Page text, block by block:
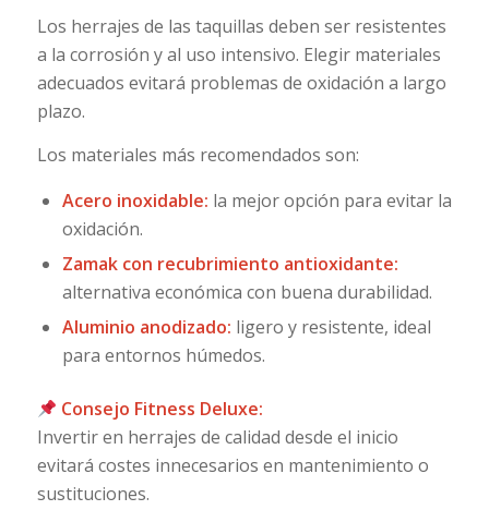
Los herrajes de las taquillas deben ser resistentes
a la corrosión y al uso intensivo. Elegir materiales
adecuados evitará problemas de oxidación a largo
plazo.
Los materiales más recomendados son:
Acero inoxidable: la mejor opción para evitar la
oxidación.
Zamak con recubrimiento antioxidante:
alternativa económica con buena durabilidad.
Aluminio anodizado: ligero y resistente, ideal
para entornos húmedos.
Consejo Fitness Deluxe:
Invertir en herrajes de calidad desde el inicio
evitará costes innecesarios en mantenimiento o
sustituciones.